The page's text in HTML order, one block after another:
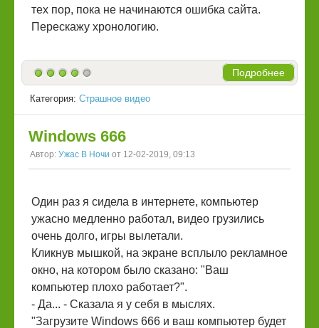
тех пор, пока не начинаются ошибка сайта.
Перескажу хронологию.
Подробнее
Категория: Страшное видео
Windows 666
Автор: Ужас В Ночи от 12-02-2019, 09:13
Один раз я сидела в интернете, компьютер
ужасно медленно работал, видео грузились
очень долго, игры вылетали.
Кликнув мышкой, на экране всплыло рекламное
окно, на котором было сказано: "Ваш
компьютер плохо работает?".
- Да... - Сказала я у себя в мыслях.
"Загрузите Windows 666 и ваш компьютер будет